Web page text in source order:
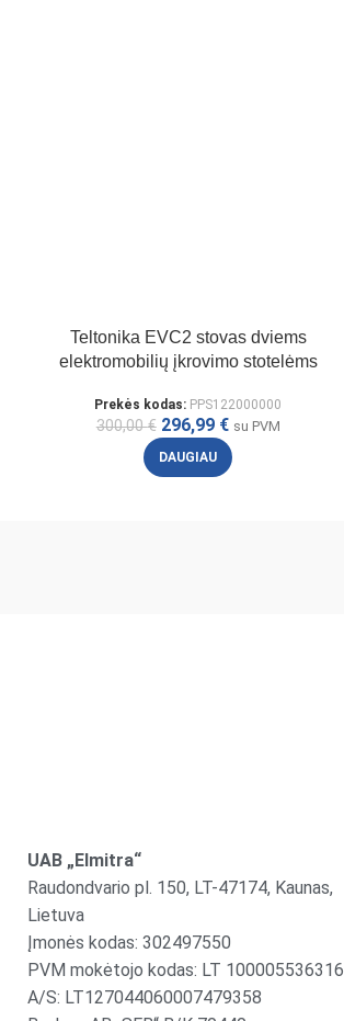
Teltonika EVC2 stovas dviems
elektromobilių įkrovimo stotelėms
Prekės kodas: PPS122000000
300,00€ 296,99 € su PVM
DAUGIAU
UAB „Elmitra“
Raudondvario pl. 150, LT-47174, Kaunas,
Lietuva
Įmonės kodas: 302497550
PVM mokėtojo kodas: LT 100005536316
A/S: LT127044060007479358